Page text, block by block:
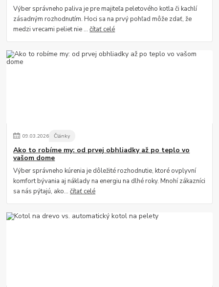
Výber správneho paliva je pre majiteľa peletového kotla či kachlí
zásadným rozhodnutím. Hoci sa na prvý pohľad môže zdať, že
medzi vrecami peliet nie ...čítať celé
09.03.2026 Články
Ako to robíme my: od prvej obhliadky až po teplo vo
vašom dome
Výber správneho kúrenia je dôležité rozhodnutie, ktoré ovplyvní
komfort bývania aj náklady na energiu na dlhé roky. Mnohí zákazníci
sa nás pýtajú, ako...čítať celé